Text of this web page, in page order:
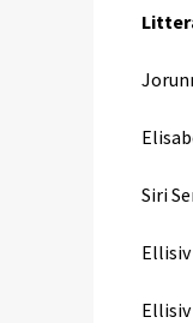
Siri
Ellisiv
Ellisiv